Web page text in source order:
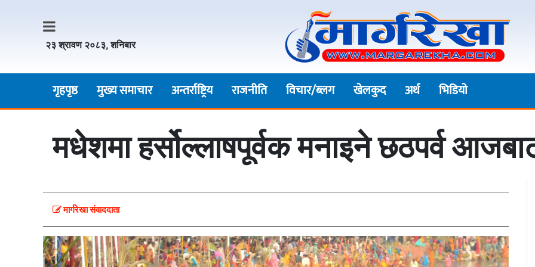
२३ श्रावण २०८३, शनिबार
गृहपृष्ठ मुख्य समाचार अन्तर्राष्ट्रिय राजनीति विचार/ब्लग खेलकुद अर्थ भिडियाे
मधेशमा हर्सोल्लाषपूर्वक मनाइने छठपर्व
मार्गरेखा संवाददाता